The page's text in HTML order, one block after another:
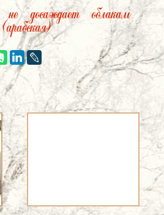
досаждает облакам
(арабская)